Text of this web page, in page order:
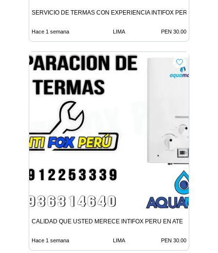
SERVICIO DE TERMAS CON EXPERIENCIA INTIFOX PERU EN
Hace 1 semana LIMA PEN 30.00
CALIDAD QUE USTED MERECE INTIFOX PERU EN ATE
Hace 1 semana LIMA PEN 30.00